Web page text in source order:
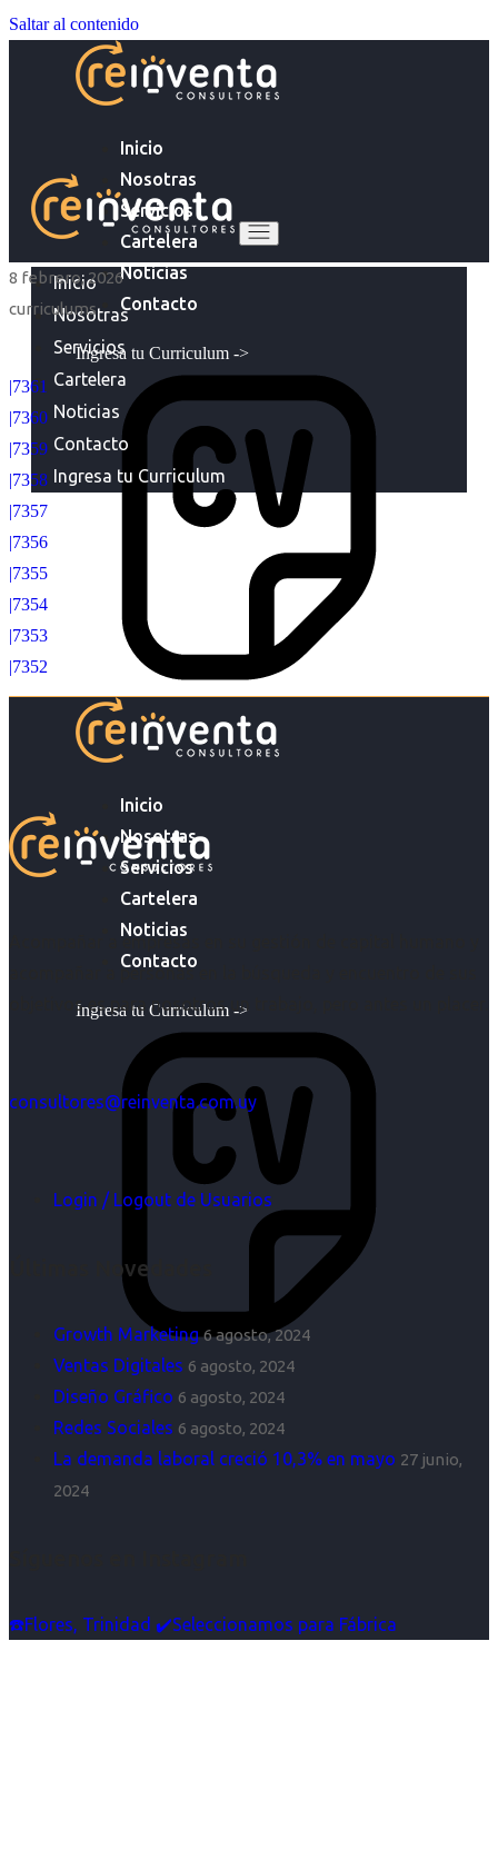
Saltar al contenido
Inicio
Nosotras
Servicios
Cartelera
Noticias
Contacto
Ingresa tu Curriculum ->
Inicio
Nosotras
Servicios
Cartelera
Noticias
Contacto
Ingresa tu Curriculum ->
Inicio
Nosotras
Servicios
Cartelera
Noticias
Contacto
Ingresa tu Curriculum
8 febrero, 2026
curriculums
|7361
|7360
|7359
|7358
|7357
|7356
|7355
|7354
|7353
|7352
Acompañar a empresas en su gestión de capital humano y
acompañar a personas en la búsqueda y encuentro de sus
objetivos es para nosotros un trabajo, pero antes un placer.
consultores@reinventa.com.uy
Login / Logout de Usuarios
Últimas Novedades
Growth Marketing 6 agosto, 2024
Ventas Digitales 6 agosto, 2024
Diseño Gráfico 6 agosto, 2024
Redes Sociales 6 agosto, 2024
La demanda laboral creció 10,3% en mayo 27 junio,
2024
☎️Flores, Trinidad ✔️Seleccionamos para Fábrica